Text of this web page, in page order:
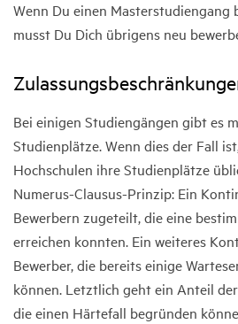
Wenn Du einen Masterstudiengang
musst Du Dich übrigens neu
Bei einigen Studiengängen gibt es
Studienplätze. Wenn dies der Fall
Hochschulen ihre Studienplätze
Numerus-Clausus-Prinzip: Ein
Bewerbern zugeteilt, die eine
erreichen konnten. Ein weiteres
Bewerber, die bereits einige
können. Letztlich geht ein Anteil
die einen Härtefall begründen